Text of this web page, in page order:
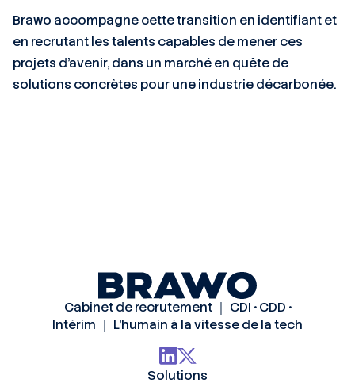
Brawo accompagne cette transition en identifiant et
en recrutant les talents capables de mener ces
projets d’avenir, dans un marché en quête de
solutions concrètes pour une industrie décarbonée.
Cabinet de recrutement ｜ CDI • CDD •
Intérim ｜ L’humain à la vitesse de la tech
Solutions